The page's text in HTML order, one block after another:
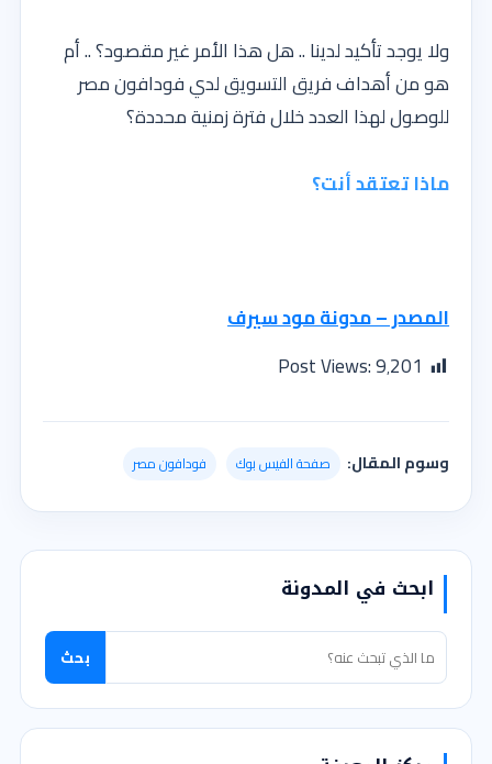
ولا يوجد تأكيد لدينا .. هل هذا الأمر غير مقصود؟ .. أم
هو من أهداف فريق التسويق لدي فودافون مصر
للوصول لهذا العدد خلال فترة زمنية محددة؟
ماذا تعتقد أنت؟
المصدر – مدونة مود سيرف
Post Views:9٬201
وسوم المقال: صفحة الفيس بوك فودافون مصر
ابحث في المدونة
بحث